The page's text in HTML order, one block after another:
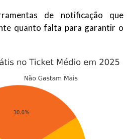
de notificação que
quanto falta para garantir o